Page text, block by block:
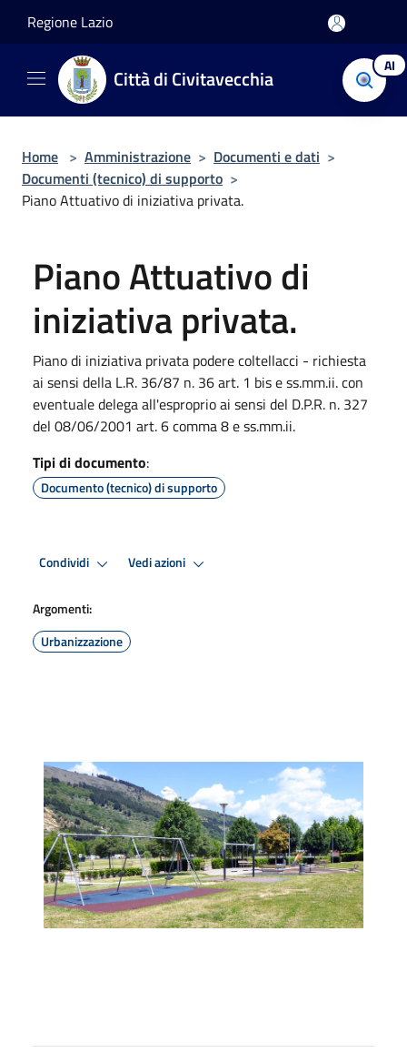
Regione Lazio
Città di Civitavecchia AI
Home > Amministrazione > Documenti e dati >
Documenti (tecnico) di supporto >
Piano Attuativo di iniziativa privata.
Piano Attuativo di
iniziativa privata.
Piano di iniziativa privata podere coltellacci - richiesta
ai sensi della L.R. 36/87 n. 36 art. 1 bis e ss.mm.ii. con
eventuale delega all'esproprio ai sensi del D.P.R. n. 327
del 08/06/2001 art. 6 comma 8 e ss.mm.ii.
Tipi di documento:
Documento (tecnico) di supporto
Condividi Vedi azioni
Argomenti:
Urbanizzazione